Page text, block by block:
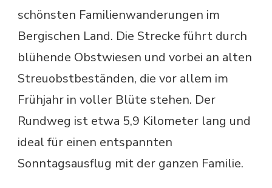
schönsten Familienwanderungen im
Bergischen Land. Die Strecke führt durch
blühende Obstwiesen und vorbei an alten
Streuobstbeständen, die vor allem im
Frühjahr in voller Blüte stehen. Der
Rundweg ist etwa 5,9 Kilometer lang und
ideal für einen entspannten
Sonntagsausflug mit der ganzen Familie.